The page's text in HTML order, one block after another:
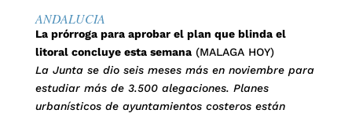
ANDALUCIA
La prórroga para aprobar el plan que blinda el
litoral concluye esta semana(MALAGA HOY)
La Junta se dio seis meses más en noviembre para
estudiar más de 3.500 alegaciones. Planes
urbanísticos de ayuntamientos costeros están